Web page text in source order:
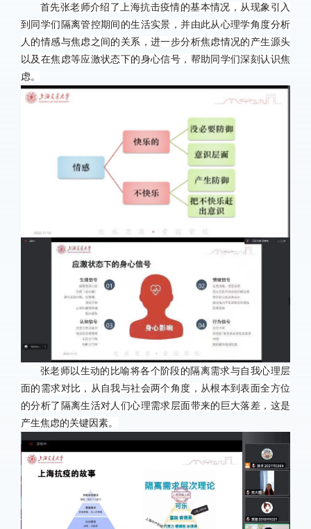
首先张老师介绍了上海抗击疫情的基本情况，从现象引入
到同学们隔离管控期间的生活实景，并由此从心理学角度分析
人的情感与焦虑之间的关系，进一步分析焦虑情况的产生源头
以及在焦虑等应激状态下的身心信号，帮助同学们深刻认识焦
虑。
张老师以生动的比喻将各个阶段的隔离需求与自我心理层
面的需求对比，从自我与社会两个角度，从根本到表面全方位
的分析了隔离生活对人们心理需求层面带来的巨大落差，这是
产生焦虑的关键因素。